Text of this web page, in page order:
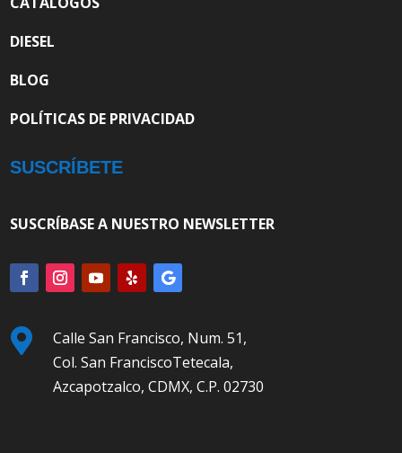
DIESEL
BLOG
POLÍTICAS DE PRIVACIDAD
SUSCRÍBETE
SUSCRÍBASE A NUESTRO NEWSLETTER

Calle San Francisco, Num. 51,
Col. San FranciscoTetecala,
Azcapotzalco, CDMX, C.P. 02730